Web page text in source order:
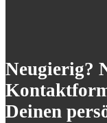
Neugierig?
Deinen